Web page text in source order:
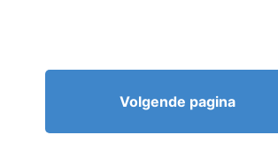
Volgende pagina